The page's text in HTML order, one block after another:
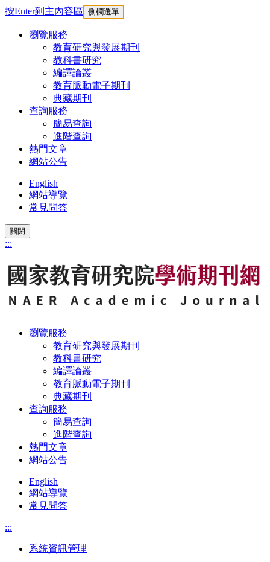
按Enter到主內容區 側欄選單
瀏覽服務
教育研究與發展期刊
教科書研究
編譯論叢
教育脈動電子期刊
典藏期刊
查詢服務
簡易查詢
進階查詢
熱門文章
網站公告
English
網站導覽
常見問答
關閉
:::
瀏覽服務
教育研究與發展期刊
教科書研究
編譯論叢
教育脈動電子期刊
典藏期刊
查詢服務
簡易查詢
進階查詢
熱門文章
網站公告
English
網站導覽
常見問答
:::
系統資訊管理